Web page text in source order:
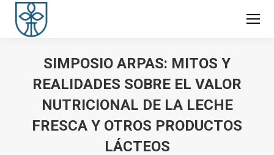
SIMPOSIO ARPAS: MITOS Y
REALIDADES SOBRE EL VALOR
NUTRICIONAL DE LA LECHE
FRESCA Y OTROS PRODUCTOS
LÁCTEOS